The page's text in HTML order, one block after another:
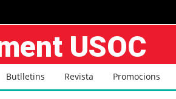
USOC
Butlletins Revista Promocions